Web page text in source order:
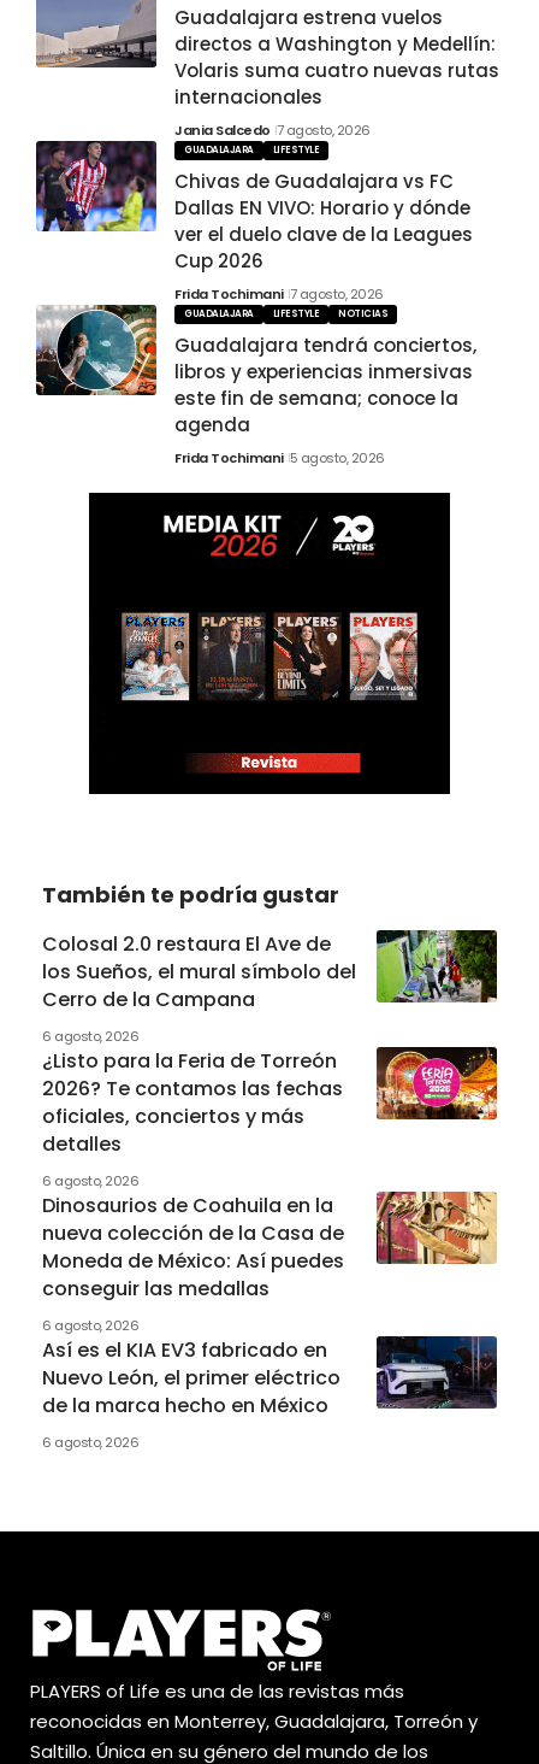
Guadalajara estrena vuelos
directos a Washington y Medellín:
Volaris suma cuatro nuevas rutas
internacionales
Jania Salcedo 7 agosto, 2026
GUADALAJARA LIFESTYLE
Chivas de Guadalajara vs FC
Dallas EN VIVO: Horario y dónde
ver el duelo clave de la Leagues
Cup 2026
Frida Tochimani 7 agosto, 2026
GUADALAJARA LIFESTYLE NOTICIAS
Guadalajara tendrá conciertos,
libros y experiencias inmersivas
este fin de semana; conoce la
agenda
Frida Tochimani 5 agosto, 2026
También te podría gustar
Colosal 2.0 restaura El Ave de
los Sueños, el mural símbolo del
Cerro de la Campana
6 agosto, 2026
¿Listo para la Feria de Torreón
2026? Te contamos las fechas
oficiales, conciertos y más
detalles
6 agosto, 2026
Dinosaurios de Coahuila en la
nueva colección de la Casa de
Moneda de México: Así puedes
conseguir las medallas
6 agosto, 2026
Así es el KIA EV3 fabricado en
Nuevo León, el primer eléctrico
de la marca hecho en México
6 agosto, 2026
PLAYERS of Life es una de las revistas más
reconocidas en Monterrey, Guadalajara, Torreón y
Saltillo. Única en su género del mundo de los